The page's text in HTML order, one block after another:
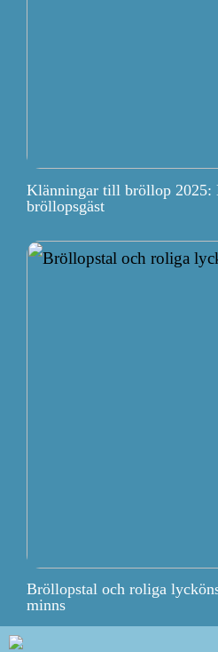
Klänningar till bröllop 2025:
bröllopsgäst
Bröllopstal och roliga
minns